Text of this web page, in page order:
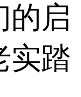
的启
实踏